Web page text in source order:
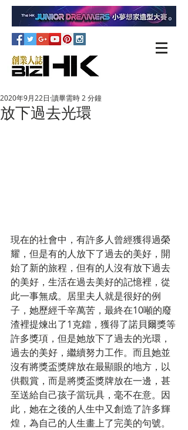
放下過去光環
2020年9月22日 讀畢需時 2 分鐘
現在的社會中，有許多人曾經獲得過榮
耀，但是有的人放下了過去的美好，開
始了新的旅程，但有的人沒有放下過去
的美好，生活在過去美好的記憶裡，從
此一事無成。居里夫人就是很好的例
子，她歷經千辛萬苦，最終在10噸的廢
渣裡提煉出了1克鐳，獲得了諾貝爾獎等
許多獎項，但是她放下了過去的光環，
過去的美好，繼續努力工作。而且她並
沒有將獎盃獎牌放在最顯眼的地方，以
供觀賞，而是將獎盃獎牌放在一邊，甚
至送給自己孩子當玩具，毫不在意。因
此，她在之後的人生中又創造了許多輝
煌，為自己的人生畫上了完美的句號。